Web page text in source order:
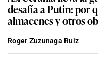
desafía a Putin: por
almacenes y otros
Roger Zuzunaga Ruiz